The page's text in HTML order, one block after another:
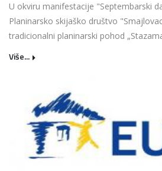
U okviru manifestacije "Septembarski
Planinarsko skijaško društvo
tradicionalni planinarski pohod
Više...